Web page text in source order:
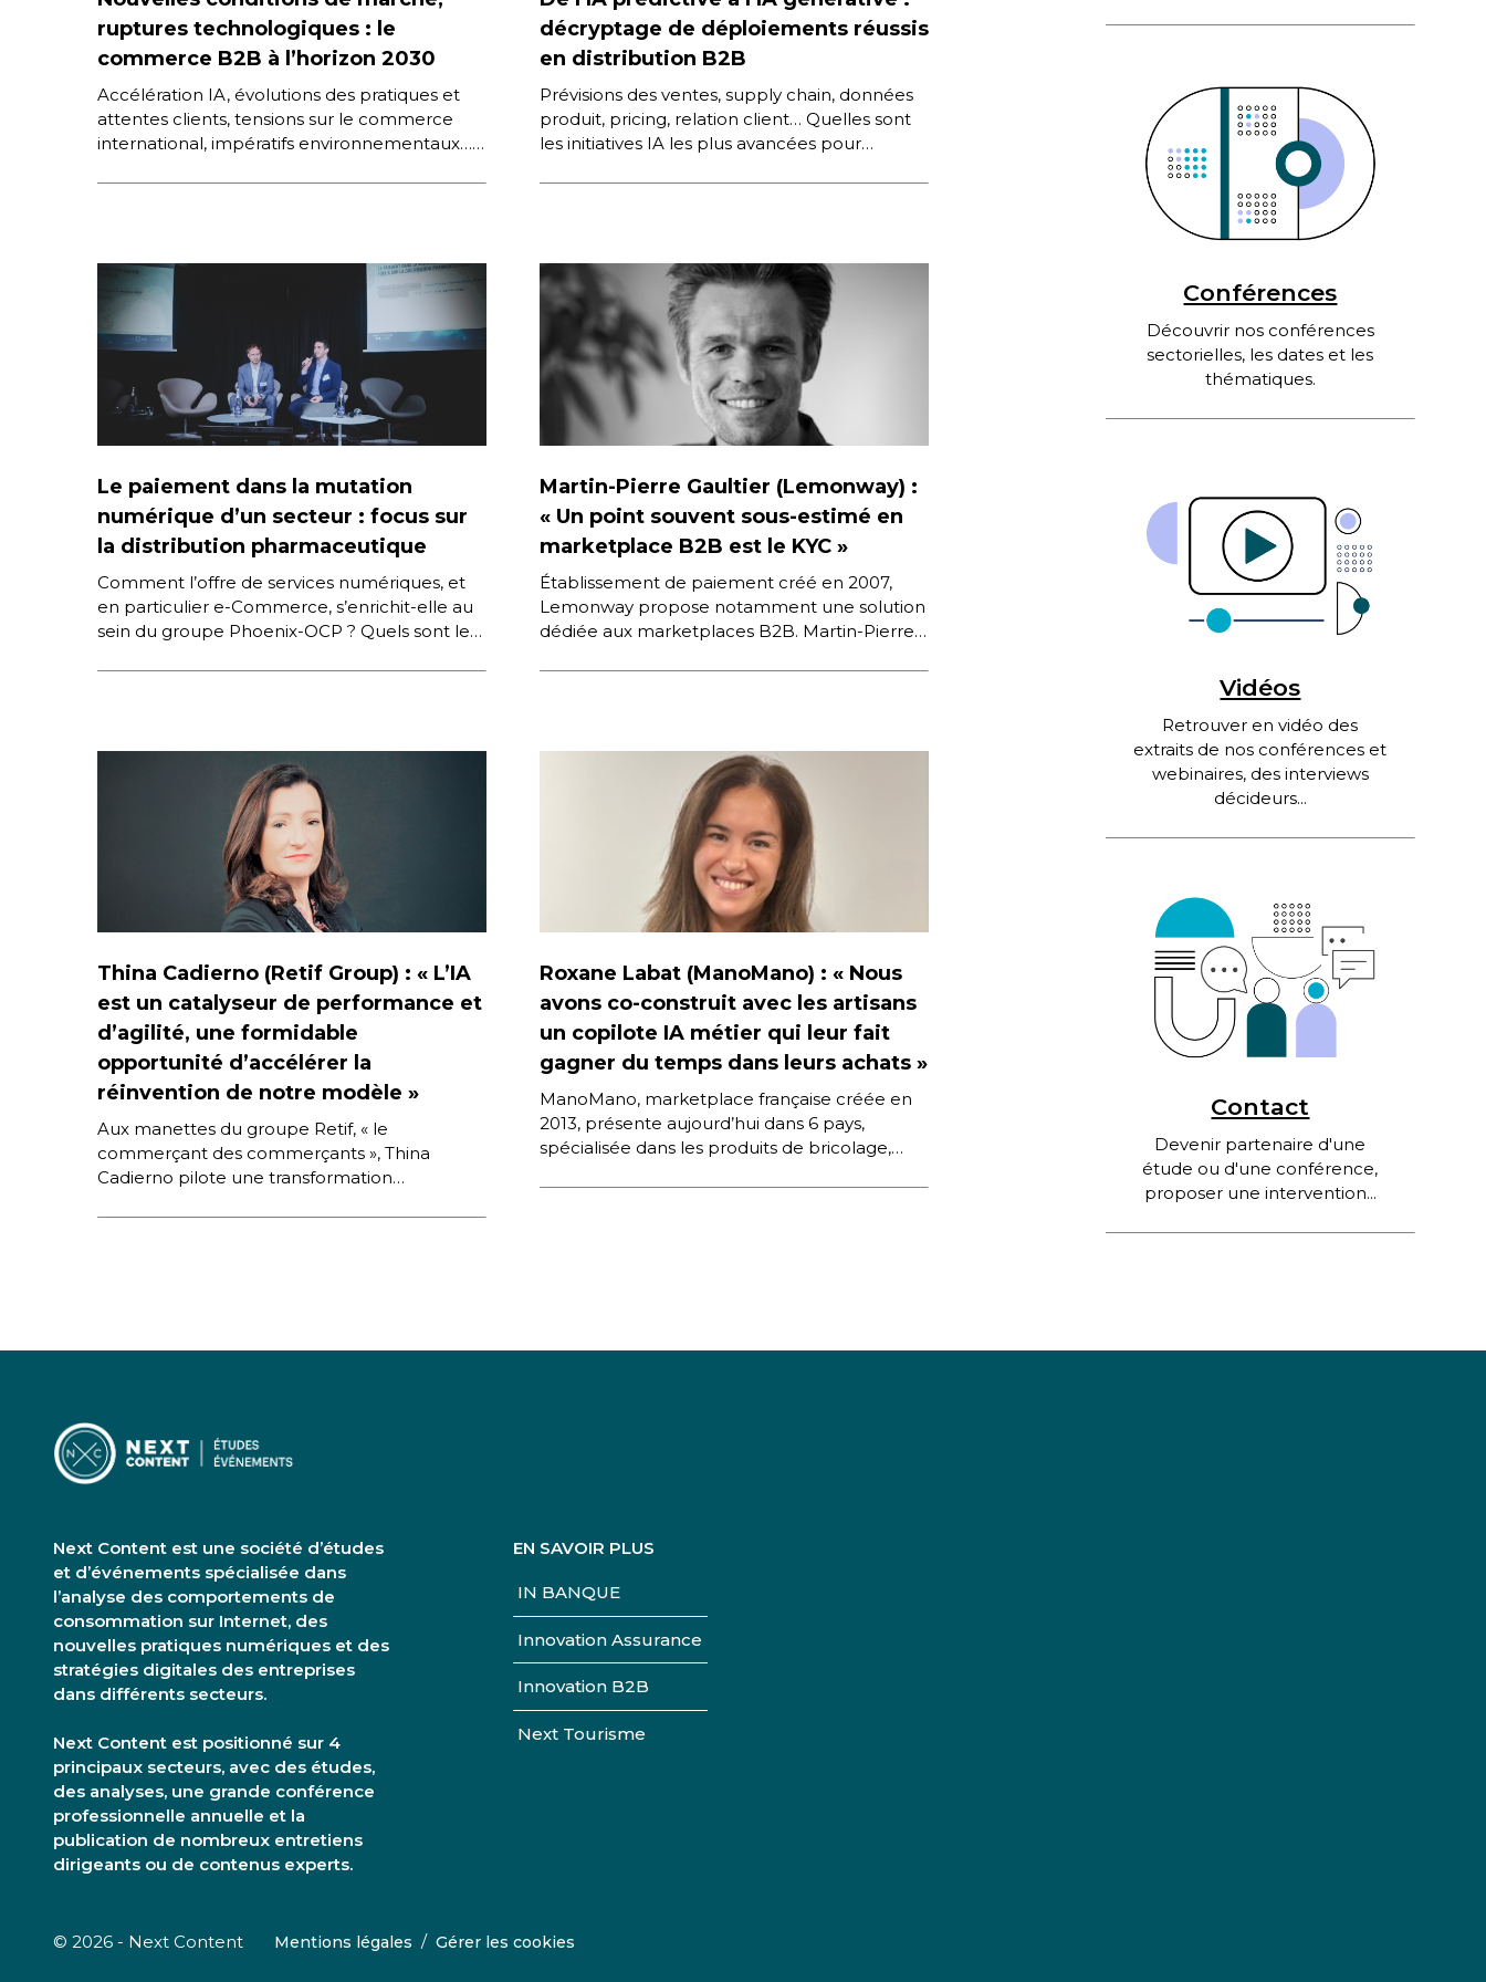
ruptures technologiques : le
commerce B2B à l’horizon 2030
Accélération IA, évolutions des pratiques et
attentes clients, tensions sur le commerce
international, impératifs environnementaux…
décryptage de déploiements réussis
en distribution B2B
Prévisions des ventes, supply chain, données
produit, pricing, relation client… Quelles sont
les initiatives IA les plus avancées pour
Le paiement dans la mutation
numérique d’un secteur : focus sur
la distribution pharmaceutique
Comment l’offre de services numériques, et
en particulier e-Commerce, s’enrichit-elle au
sein du groupe Phoenix-OCP ? Quels sont les
Martin-Pierre Gaultier (Lemonway) :
« Un point souvent sous-estimé en
marketplace B2B est le KYC »
Établissement de paiement créé en 2007,
Lemonway propose notamment une solution
dédiée aux marketplaces B2B. Martin-Pierre
Thina Cadierno (Retif Group) : « L’IA
est un catalyseur de performance et
d’agilité, une formidable
opportunité d’accélérer la
réinvention de notre modèle »
Aux manettes du groupe Retif, « le
commerçant des commerçants », Thina
Cadierno pilote une transformation
Roxane Labat (ManoMano) : « Nous
avons co-construit avec les artisans
un copilote IA métier qui leur fait
gagner du temps dans leurs achats »
ManoMano, marketplace française créée en
2013, présente aujourd’hui dans 6 pays,
spécialisée dans les produits de bricolage,
Conférences
Découvrir nos conférences
sectorielles, les dates et les
thématiques.
Vidéos
Retrouver en vidéo des
extraits de nos conférences et
webinaires, des interviews
décideurs...
Contact
Devenir partenaire d'une
étude ou d'une conférence,
proposer une intervention...
Next Content est une société d’études
et d’événements spécialisée dans
l’analyse des comportements de
consommation sur Internet, des
nouvelles pratiques numériques et des
stratégies digitales des entreprises
dans différents secteurs.
Next Content est positionné sur 4
principaux secteurs, avec des études,
des analyses, une grande conférence
professionnelle annuelle et la
publication de nombreux entretiens
dirigeants ou de contenus experts.
EN SAVOIR PLUS
IN BANQUE
Innovation Assurance
Innovation B2B
Next Tourisme
© 2026 - Next Content Mentions légales / Gérer les cookies